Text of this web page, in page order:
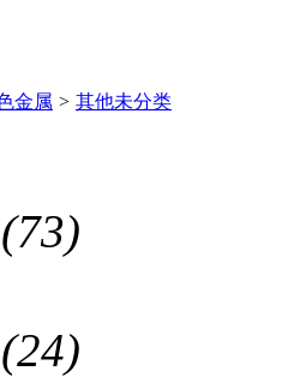
金属 > 其他未分类
(73)
(24)